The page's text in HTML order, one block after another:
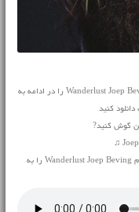
کاربران عزیز سایت نفیس موزیک آهنگ آرامش بخش Wanderlust Joep Beving را در ادامه به
خوشحال میشویم این اهنگ با عنوان دانلود آهنگ بی کلام Wanderlust Joep Beving را به